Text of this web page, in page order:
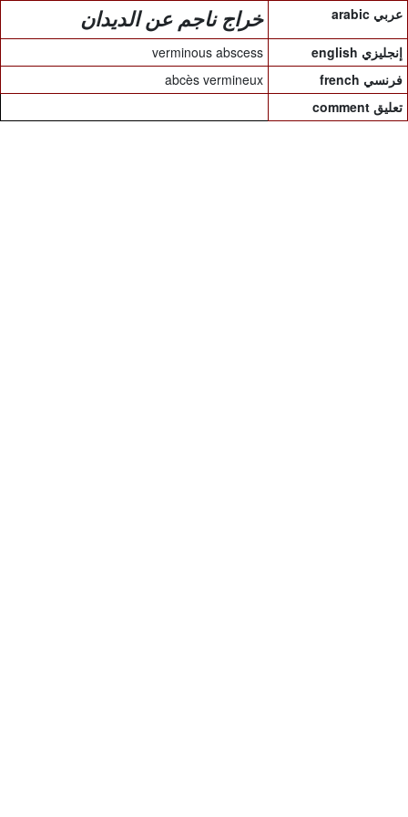
arabic عربي خراج ناجم عن الديدان
english إنجليزي
verminous abscess
french فرنسي
abcès vermineux
comment تعليق